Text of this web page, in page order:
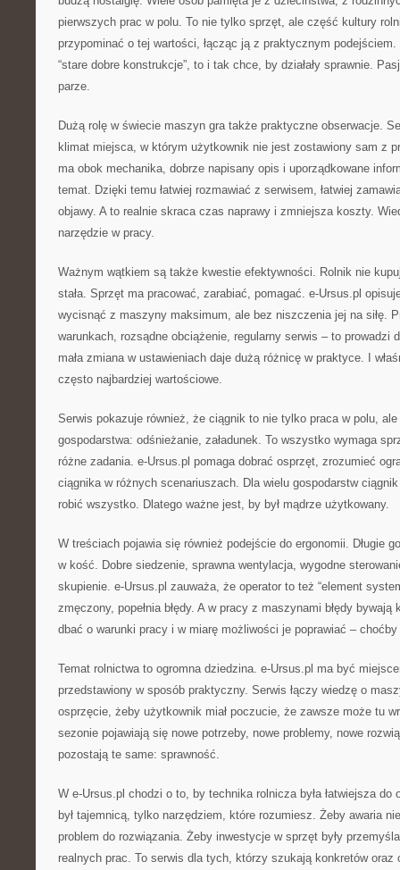
pierwszych prac w polu. To nie tylko sprzęt, ale część kultury
przypominać o tej wartości, łącząc ją z praktycznym
“stare dobre konstrukcje”, to i tak chce, by działały sprawnie.
parze.
Dużą rolę w świecie maszyn gra także praktyczne obserwacje.
klimat miejsca, w którym użytkownik nie jest zostawiony sam z
ma obok mechanika, dobrze napisany opis i uporządkowane
temat. Dzięki temu łatwiej rozmawiać z serwisem, łatwiej
objawy. A to realnie skraca czas naprawy i zmniejsza koszty.
narzędzie w pracy.
Ważnym wątkiem są także kwestie efektywności. Rolnik nie
stała. Sprzęt ma pracować, zarabiać, pomagać. e-Ursus.pl
wycisnąć z maszyny maksimum, ale bez niszczenia jej na siłę.
warunkach, rozsądne obciążenie, regularny serwis – to prowadzi
mała zmiana w ustawieniach daje dużą różnicę w praktyce. I
często najbardziej wartościowe.
Serwis pokazuje również, że ciągnik to nie tylko praca w polu, ale
gospodarstwa: odśnieżanie, załadunek. To wszystko wymaga
różne zadania. e-Ursus.pl pomaga dobrać osprzęt, zrozumieć
ciągnika w różnych scenariuszach. Dla wielu gospodarstw
robić wszystko. Dlatego ważne jest, by był mądrze użytkowany.
W treściach pojawia się również podejście do ergonomii. Długie
w kość. Dobre siedzenie, sprawna wentylacja, wygodne
skupienie. e-Ursus.pl zauważa, że operator to też “element
zmęczony, popełnia błędy. A w pracy z maszynami błędy
dbać o warunki pracy i w miarę możliwości je poprawiać –
Temat rolnictwa to ogromna dziedzina. e-Ursus.pl ma być
przedstawiony w sposób praktyczny. Serwis łączy wiedzę o
osprzęcie, żeby użytkownik miał poczucie, że zawsze może tu
sezonie pojawiają się nowe potrzeby, nowe problemy, nowe
pozostają te same: sprawność.
W e-Ursus.pl chodzi o to, by technika rolnicza była łatwiejsza do
był tajemnicą, tylko narzędziem, które rozumiesz. Żeby awaria
problem do rozwiązania. Żeby inwestycje w sprzęt były
realnych prac. To serwis dla tych, którzy szukają konkretów oraz